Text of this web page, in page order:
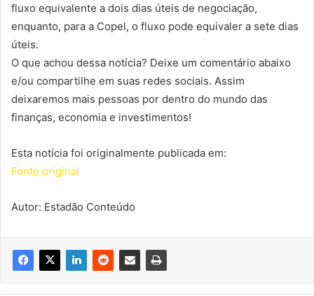
fluxo equivalente a dois dias úteis de negociação,
enquanto, para a Copel, o fluxo pode equivaler a sete dias
úteis.
O que achou dessa notícia? Deixe um comentário abaixo
e/ou compartilhe em suas redes sociais. Assim
deixaremos mais pessoas por dentro do mundo das
finanças, economia e investimentos!
Esta notícia foi originalmente publicada em:
Fonte original
Autor: Estadão Conteúdo